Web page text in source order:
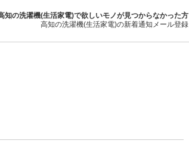
知の洗濯機(生活家電)で欲しいモノが見つからなかった方
高知の洗濯機(生活家電)の新着通知メール登録